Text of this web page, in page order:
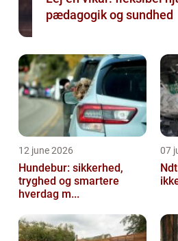
pædagogik og sundhed
12 june 2026
Hundebur: sikkerhed,
tryghed og smartere
hverdag m...
07
Ndt en praktisk guide til